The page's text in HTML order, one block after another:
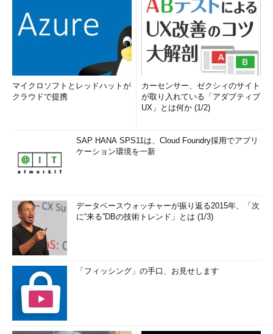
マイクロソフトとレッドハットが
クラウドで提携
カーセンサー、ゼクシィのサイト
が取り入れている「アダプティブ
UX」とは何か (1/2)
SAP HANA SPS11は、Cloud Foundry採用でアプリ
ケーション環境を一新
データベースウォッチャーが振り返る2015年、「次
に“来る”DBの技術トレンド」とは (1/3)
「フィッシング」の手口、お見せします